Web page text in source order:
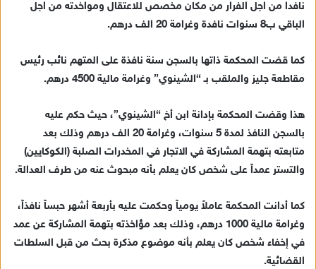
ا
إ
ك
ت
نافدا من اجل الفرار من مكان مخصص للاعتقال ومواخدته من اجل
الباقي ب8 سنوات نافدة وغرامة 20 الف درهم.
كما قضت المحكمة ذاتها بالسجن سنة نافذة على المتهم نائب رئيس
مقاطعة جليز والملقب بـ “الشينوي” وغرامة مالية 4500 درهم.
هذا وقضت المحكمة بإدانة ابن أخ “الشينوي”، حيث حكم عليه
بالسجن النافذ لمدة 5 سنوات، وغرامة 20 الف درهم وذلك بعد
متابعته بتهمة المشاركة في الاتجار في المخدرات الصلبة (الكوكايين)
والتستر عمداً على شخص كان يعلم بأنه مبحوث عنه من طرف العدالة.
كما أدانت المحكمة عاملاً يومياً وحكمت عليه بأربعة أشهر حبساً نافذاً،
وغرامة مالية 1000 درهم، وذلك بعد مؤاخذته بتهمة المشاركة عن عمد
في إخفاء شخص كان يعلم بأنه موضوع مذكرة بحث من قبل السلطات
القضائية.